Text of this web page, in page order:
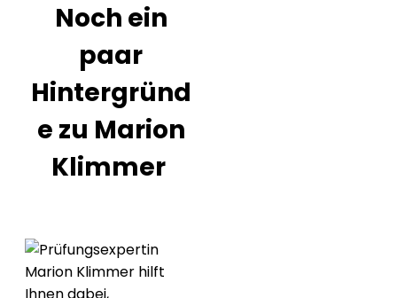
Noch ein
paar
Hintergründ
e zu Marion
Klimmer